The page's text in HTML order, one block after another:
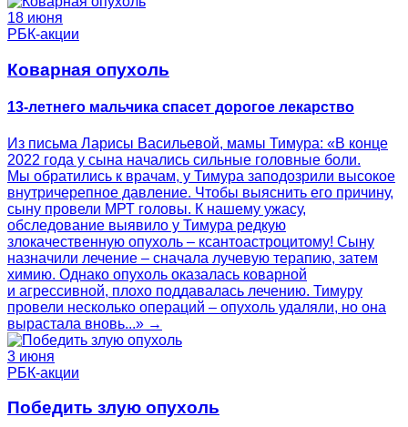
18 июня
РБК-акции
Коварная опухоль
13-летнего мальчика спасет дорогое лекарство
Из письма Ларисы Васильевой, мамы Тимура: «В конце
2022 года у сына начались сильные головные боли.
Мы обратились к врачам, у Тимура заподозрили высокое
внутричерепное давление. Чтобы выяснить его причину,
сыну провели МРТ головы. К нашему ужасу,
обследование выявило у Тимура редкую
злокачественную опухоль – ксантоастроцитому! Сыну
назначили лечение – сначала лучевую терапию, затем
химию. Однако опухоль оказалась коварной
и агрессивной, плохо поддавалась лечению. Тимуру
провели несколько операций – опухоль удаляли, но она
вырастала вновь...» →
3 июня
РБК-акции
Победить злую опухоль